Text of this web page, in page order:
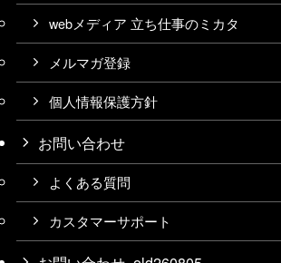
webメディア 立ち仕事のミカタ
メルマガ登録
個人情報保護方針
お問い合わせ
よくある質問
カスタマーサポート